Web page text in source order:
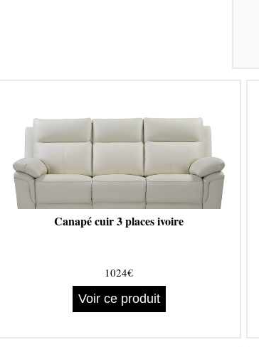
Canapé cuir 3 places ivoire
1024€
Voir ce produit